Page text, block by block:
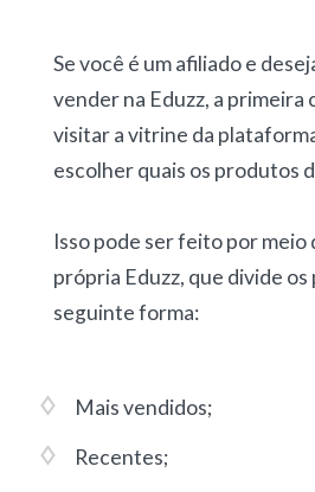
Se você é um afiliado e
vender na Eduzz, a primeira
visitar a vitrine da
escolher quais os produtos
Isso pode ser feito por meio
própria Eduzz, que divide
seguinte forma:
Mais vendidos;
Recentes;